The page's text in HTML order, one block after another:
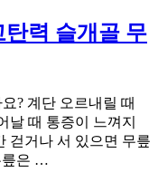
력 슬개골 무
? 계단 오르내릴 때
날 때 통증이 느껴지
걷거나 서 있으면 무릎
릎은 …